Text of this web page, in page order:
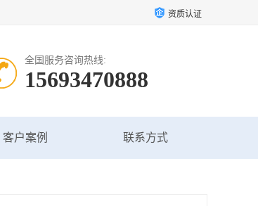
资质认证
全国服务咨询热线:
15693470888
客户案例 联系方式